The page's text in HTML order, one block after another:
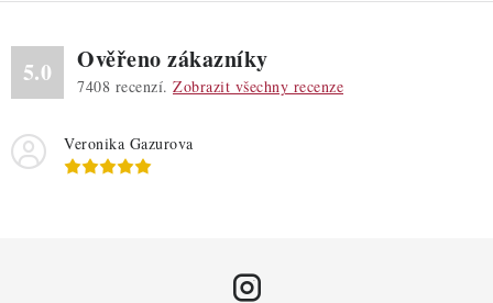
5.0 Ověřeno zákazníky
7408 recenzí. Zobrazit všechny recenze
Veronika Gazurova